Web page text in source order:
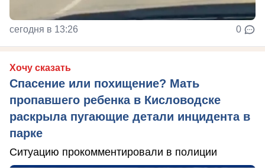
сегодня в 13:26 0
Хочу сказать
Спасение или похищение? Мать
пропавшего ребенка в Кисловодске
раскрыла пугающие детали инцидента в
парке
Ситуацию прокомментировали в полиции